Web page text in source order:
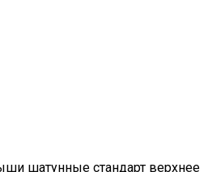
шатунные стандарт верхнее